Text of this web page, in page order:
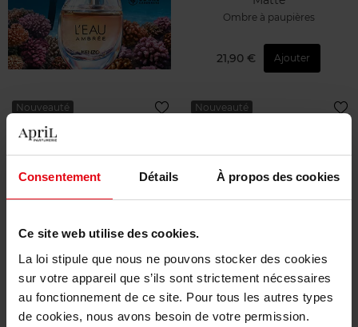
Consentement Détails À propos des cookies
Ce site web utilise des cookies.
La loi stipule que nous ne pouvons stocker des cookies
sur votre appareil que s’ils sont strictement nécessaires
au fonctionnement de ce site. Pour tous les autres types
de cookies, nous avons besoin de votre permission.
Ombre à paupières
21,90 € Ajouter
Nouveauté
PALETTE 12 FARDS À
PAUPIÈRES - All Eyes on
Metal
Ombre à paupières
Nouveauté
PALETTE 12 FARDS À
PAUPIÈRES - All Eyes on
Nude
Ombre à paupières